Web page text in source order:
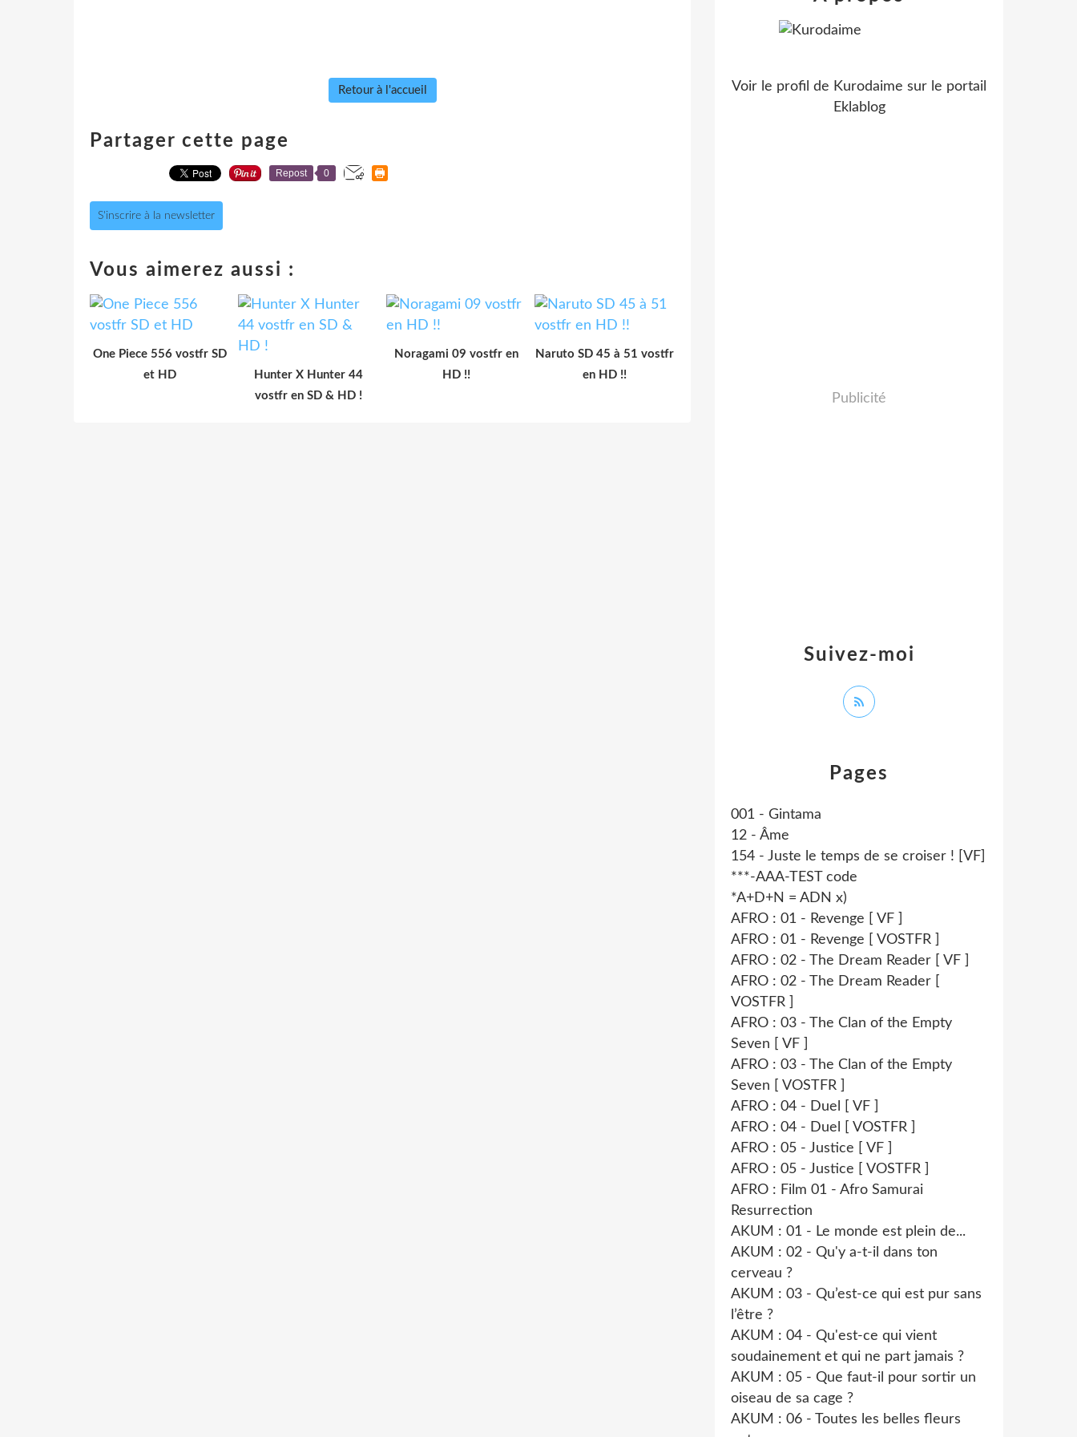
Retour à l'accueil
Partager cette page
Repost 0
S'inscrire à la newsletter
Vous aimerez aussi :
One Piece 556 vostfr SD
et HD
Hunter X Hunter 44
vostfr en SD & HD !
Noragami 09 vostfr en
HD !!
Naruto SD 45 à 51 vostfr
en HD !!
Pages
001 - Gintama
12 - Âme
154 - Juste le temps de se croiser ! [VF]
***-AAA-TEST code
*A+D+N = ADN x)
AFRO : 01 - Revenge [ VF ]
AFRO : 01 - Revenge [ VOSTFR ]
AFRO : 02 - The Dream Reader [ VF ]
AFRO : 02 - The Dream Reader [
VOSTFR ]
AFRO : 03 - The Clan of the Empty
Seven [ VF ]
AFRO : 03 - The Clan of the Empty
Seven [ VOSTFR ]
AFRO : 04 - Duel [ VF ]
AFRO : 04 - Duel [ VOSTFR ]
AFRO : 05 - Justice [ VF ]
AFRO : 05 - Justice [ VOSTFR ]
AFRO : Film 01 - Afro Samurai
Resurrection
AKUM : 01 - Le monde est plein de...
AKUM : 02 - Qu'y a-t-il dans ton
cerveau ?
AKUM : 03 - Qu’est-ce qui est pur sans
l’être ?
AKUM : 04 - Qu'est-ce qui vient
soudainement et qui ne part jamais ?
AKUM : 05 - Que faut-il pour sortir un
oiseau de sa cage ?
AKUM : 06 - Toutes les belles fleurs
Suivez-moi
Voir le profil de Kurodaime sur le portail
Eklablog
Publicité